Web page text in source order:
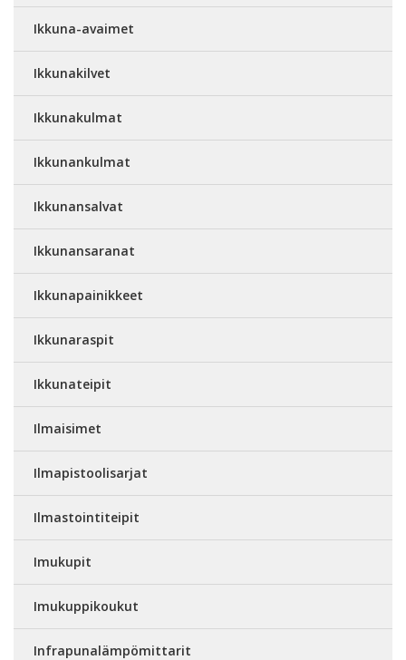
Ikkuna-avaimet
Ikkunakilvet
Ikkunakulmat
Ikkunankulmat
Ikkunansalvat
Ikkunansaranat
Ikkunapainikkeet
Ikkunaraspit
Ikkunateipit
Ilmaisimet
Ilmapistoolisarjat
Ilmastointiteipit
Imukupit
Imukuppikoukut
Infrapunalämpömittarit